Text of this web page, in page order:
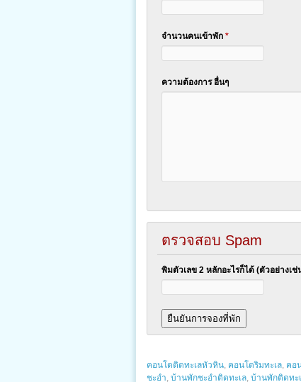
จำนวนคนเข้าพัก *
ความต้องการ อื่นๆ
ตรวจสอบ Spam
พิมตัวเลข 2 หลักอะไรก็ได้ (ตัวอย่างเช่
คอนโดติดทะเลหัวหิน, คอนโดริมทะเล, คอ
ชะอำ, บ้านพักชะอำติดทะเล, บ้านพักติดทะ